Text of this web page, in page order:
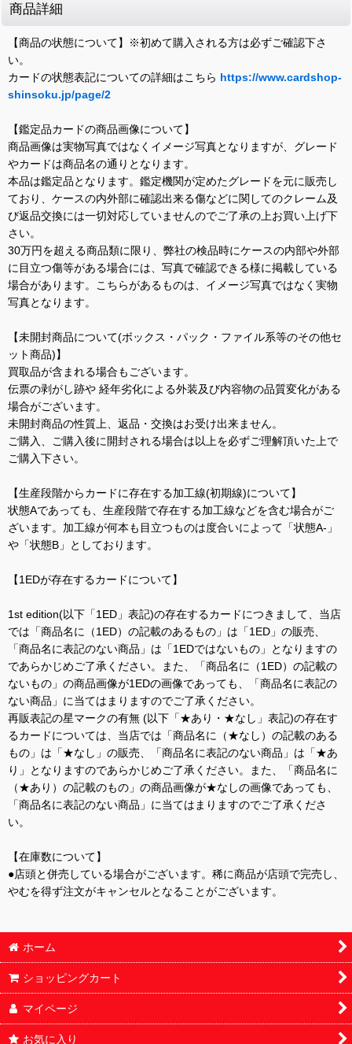
商品詳細
【商品の状態について】※初めて購入される方は必ずご確認下さ
い。
カードの状態表記についての詳細はこちら https://www.cardshop-
shinsoku.jp/page/2
【鑑定品カードの商品画像について】
商品画像は実物写真ではなくイメージ写真となりますが、グレード
やカードは商品名の通りとなります。
本品は鑑定品となります。鑑定機関が定めたグレードを元に販売し
ており、ケースの内外部に確認出来る傷などに関してのクレーム及
び返品交換には一切対応していませんのでご了承の上お買い上げ下
さい。
30万円を超える商品類に限り、弊社の検品時にケースの内部や外部
に目立つ傷等がある場合には、写真で確認できる様に掲載している
場合があります。こちらがあるものは、イメージ写真ではなく実物
写真となります。
【未開封商品について(ボックス・パック・ファイル系等のその他セ
ット商品)】
買取品が含まれる場合もございます。
伝票の剥がし跡や 経年劣化による外装及び内容物の品質変化がある
場合がございます。
未開封商品の性質上、返品・交換はお受け出来ません。
ご購入、ご購入後に開封される場合は以上を必ずご理解頂いた上で
ご購入下さい。
【生産段階からカードに存在する加工線(初期線)について】
状態Aであっても、生産段階で存在する加工線などを含む場合がご
ざいます。加工線が何本も目立つものは度合いによって「状態A-」
や「状態B」としております。
【1EDが存在するカードについて】
1st edition(以下「1ED」表記)の存在するカードにつきまして、当店
では「商品名に（1ED）の記載のあるもの」は「1ED」の販売、
「商品名に表記のない商品」は「1EDではないもの」となりますの
であらかじめご了承ください。また、「商品名に（1ED）の記載の
ないもの」の商品画像が1EDの画像であっても、「商品名に表記の
ない商品」に当てはまりますのでご了承ください。
再販表記の星マークの有無 (以下「★あり・★なし」表記)の存在す
るカードについては、当店では「商品名に（★なし）の記載のある
もの」は「★なし」の販売、「商品名に表記のない商品」は「★あ
り」となりますのであらかじめご了承ください。また、「商品名に
（★あり）の記載のもの」の商品画像が★なしの画像であっても、
「商品名に表記のない商品」に当てはまりますのでご了承くださ
い。
【在庫数について】
●店頭と併売している場合がございます。稀に商品が店頭で完売し、
やむを得ず注文がキャンセルとなることがございます。
ホーム
ショッピングカート
マイページ
お気に入り